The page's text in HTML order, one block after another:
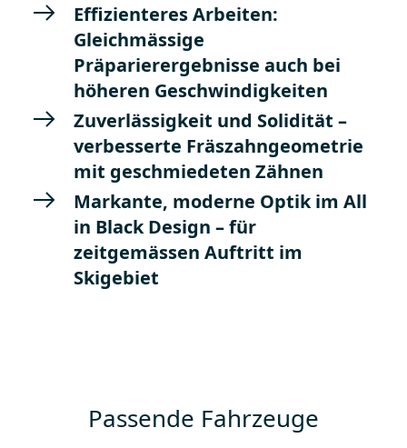
Effizienteres Arbeiten:
Gleichmässige
Präparierergebnisse auch bei
höheren Geschwindigkeiten
Zuverlässigkeit und Solidität –
verbesserte Fräszahngeometrie
mit geschmiedeten Zähnen
Markante, moderne Optik im All
in Black Design – für
zeitgemässen Auftritt im
Skigebiet
Passende Fahrzeuge